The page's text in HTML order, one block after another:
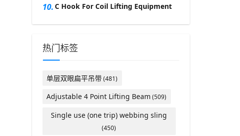
10. C Hook For Coil Lifting Equipment
热门标签
单层双眼扁平吊带(481)
Adjustable 4 Point Lifting Beam (509)
Single use (one trip) webbing sling
(450)